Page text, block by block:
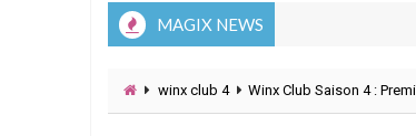
MAGIX NEWS
winx club 4 Winx Club Saison 4 :